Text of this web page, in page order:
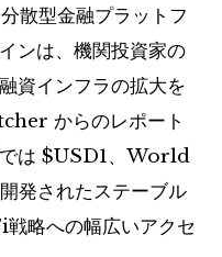
分散型金融プラットフ
ンは、機関投資家の
資インフラの拡大を
からのレポート
は $USD1、World
されたステーブル
略への幅広いアクセ